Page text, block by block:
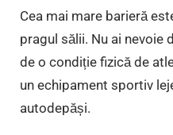
Cea mai mare barieră
pragul sălii. Nu ai nevoie
de o condiție fizică de
un echipament sportiv
autodepăși.